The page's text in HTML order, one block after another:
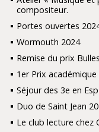
compositeur.
Portes ouvertes
Wormouth 2024
Remise du prix
1er Prix
Séjour des 3e en
Duo de Saint Jean
Le club lecture chez